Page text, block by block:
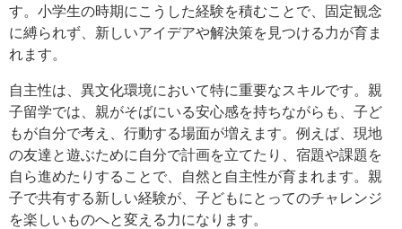
す。小学生の時期にこうした経験を積むことで、固定観念
に縛られず、新しいアイデアや解決策を見つける力が育ま
れます。
自主性は、異文化環境において特に重要なスキルです。親
子留学では、親がそばにいる安心感を持ちながらも、子ど
もが自分で考え、行動する場面が増えます。例えば、現地
の友達と遊ぶために自分で計画を立てたり、宿題や課題を
自ら進めたりすることで、自然と自主性が育まれます。親
子で共有する新しい経験が、子どもにとってのチャレンジ
を楽しいものへと変える力になります。